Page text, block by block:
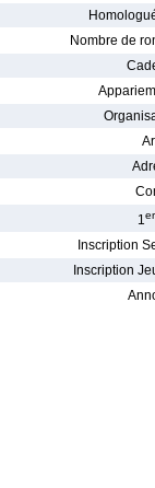
Nombre de
1er
Inscription
Inscription